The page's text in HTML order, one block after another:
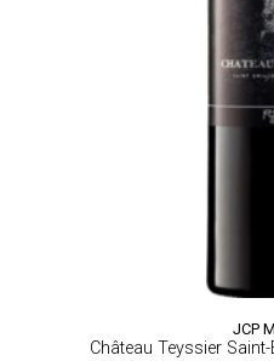
JCP
Château Teyssier